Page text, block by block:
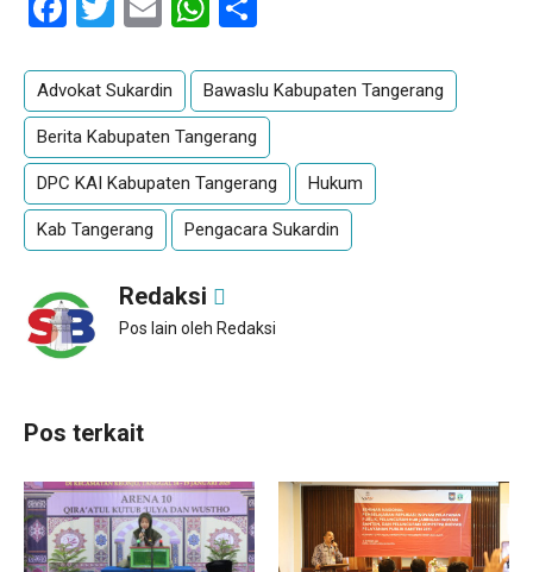
Advokat Sukardin Bawaslu Kabupaten Tangerang
Berita Kabupaten Tangerang
DPC KAI Kabupaten Tangerang Hukum
Kab Tangerang Pengacara Sukardin
Redaksi
Pos lain oleh Redaksi
Pos terkait